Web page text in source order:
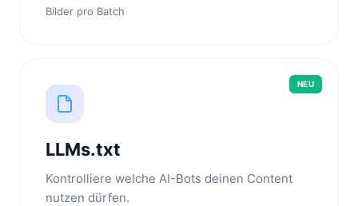
Bilder pro Batch
NEU
LLMs.txt
Kontrolliere welche AI-Bots deinen Content
nutzen dürfen.